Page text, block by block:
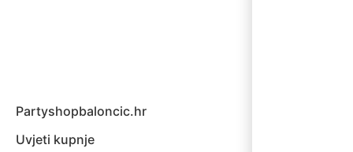
Partyshopbaloncic.hr
Uvjeti kupnje